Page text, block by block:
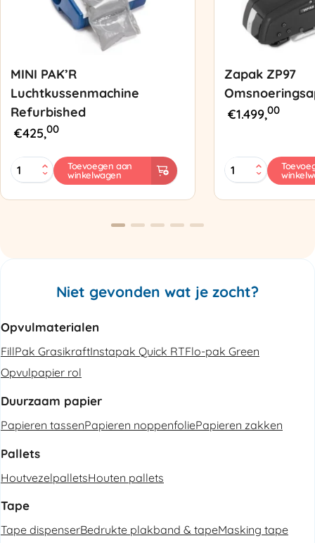
MINI PAK’R
Luchtkussenmachine
Refurbished
€425,00
MINI
PAK'R
Refurbished
Toevoegen aan
winkelwagen
Zapak ZP97
€1.499,00
Zapak
ZP97
aantal
Niet gevonden wat je zocht?
Opvulmaterialen
FillPak GrasikraftInstapak Quick RTFlo-pak Green
Opvulpapier rol
Duurzaam papier
Papieren tassenPapieren noppenfoliePapieren zakken
Pallets
HoutvezelpalletsHouten pallets
Tape
Tape dispenserBedrukte plakband & tapeMasking tape